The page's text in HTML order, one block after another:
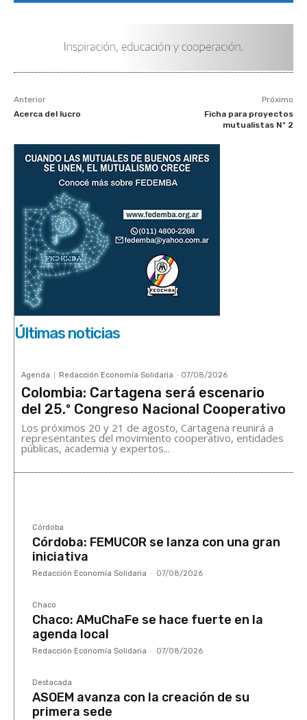
Anterior
Acerca del lucro
Próximo
Ficha para proyectos
mutualistas Nº 2
Últimas noticias
Agenda Redacción Economía Solidaria - 07/08/2026
Colombia: Cartagena será escenario
del 25.º Congreso Nacional Cooperativo
Los próximos 20 y 21 de agosto, Cartagena reunirá a
representantes del movimiento cooperativo, entidades
públicas, academia y expertos...
Córdoba
Córdoba: FEMUCOR se lanza con una gran
iniciativa
Redacción Economía Solidaria - 07/08/2026
Chaco
Chaco: AMuChaFe se hace fuerte en la
agenda local
Redacción Economía Solidaria - 07/08/2026
Destacada
ASOEM avanza con la creación de su
primera sede